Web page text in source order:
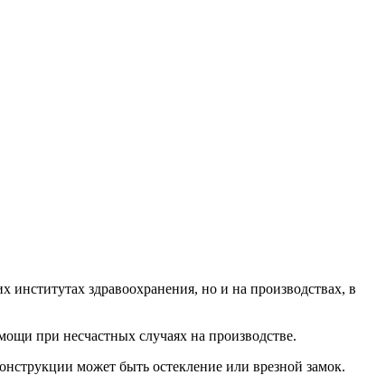
здравоохранения, но и на производствах, в
при несчастных случаях на производстве.
может быть остекление или врезной замок.